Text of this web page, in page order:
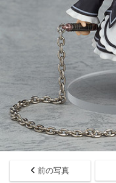
前の写真